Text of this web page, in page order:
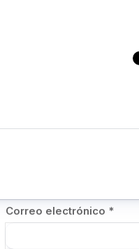
Correo electrónico *